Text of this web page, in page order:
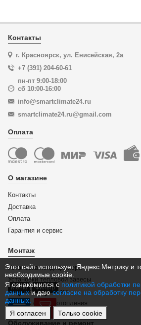
Этот сайт использует Яндекс.Метрику и
необходимые cookie.
Я ознакомился с политикой обработки
данныхи даюсогласие на обработку
данных.
Я согласен
Только cookie
Контакты
г. Красноярск, ул. Енисейская, 2а
+7 (391) 204-60-61
пн-пт 9:00-18:00
сб 10:00-16:00
info@smartclimate24.ru
smartclimate24.ru@gmail.com
Оплата
О магазине
Контакты
Доставка
Оплата
Гарантия и сервис
Монтаж
Установка кондиционера
Установки тепловой завесы
Монтаж вентиляции
Монтаж систем отопления
Обслуживание и ремонт
Меню Фильтр